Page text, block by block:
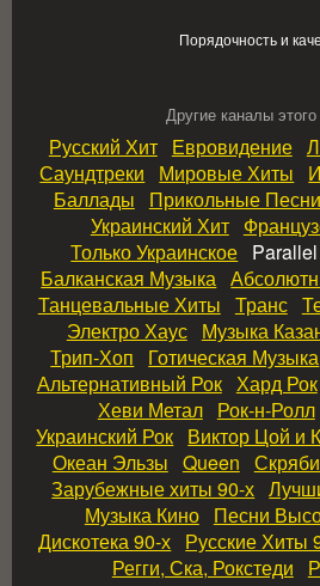
Порядочность и
Другие каналы
Русский Хит Евровидение
Саундтреки
Мировые Хиты
Баллады
Прикольные Песни
Украинский Хит
Только Украинское
Балканская Музыка
Танцевальные Хиты Транс
Электро Хаус Музыка
Трип‑Хоп
Готическая Музыка
Альтернативный Рок Хард Рок
Хеви Метал Рок‑н‑Ролл
Украинский Рок Виктор Цой и
Океан Эльзы Queen
Зарубежные хиты 90‑х
Музыка Кино Песни
Дискотека 90‑х Русские Хиты
Регги, Ска, Рокстеди